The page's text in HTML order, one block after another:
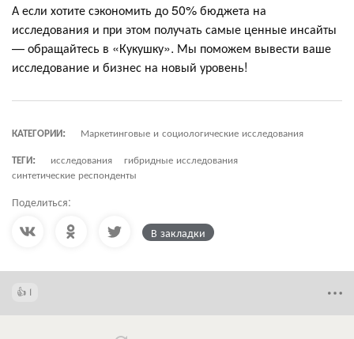
А если хотите сэкономить до 50% бюджета на
исследования и при этом получать самые ценные инсайты
— обращайтесь в «Кукушку». Мы поможем вывести ваше
исследование и бизнес на новый уровень!
КАТЕГОРИИ:
Маркетинговые и социологические исследования
ТЕГИ:
исследования
гибридные исследования
синтетические респонденты
Поделиться:
В закладки
1